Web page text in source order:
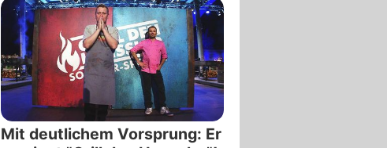
Mit deutlichem Vorsprung: Er